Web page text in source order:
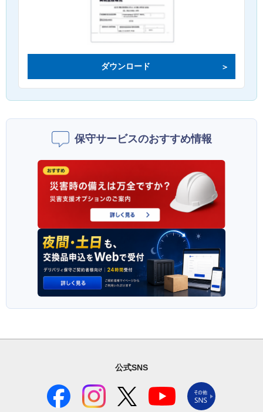
ダウンロード
保守サービスのおすすめ情報
公式SNS